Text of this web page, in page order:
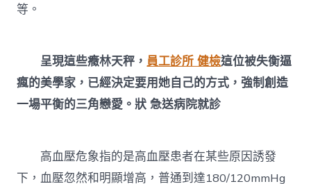
等。
呈現這些癥林天秤，員工診所 健檢這位被失衡逼
瘋的美學家，已經決定要用她自己的方式，強制創造
一場平衡的三角戀愛。狀 急送病院就診
高血壓危象指的是高血壓患者在某些原因誘發
下，血壓忽然和明顯增高，普通到達180/120mmHg